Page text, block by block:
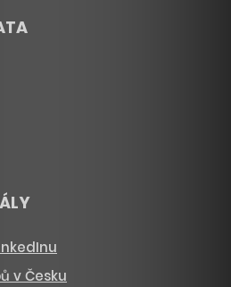
v Česku